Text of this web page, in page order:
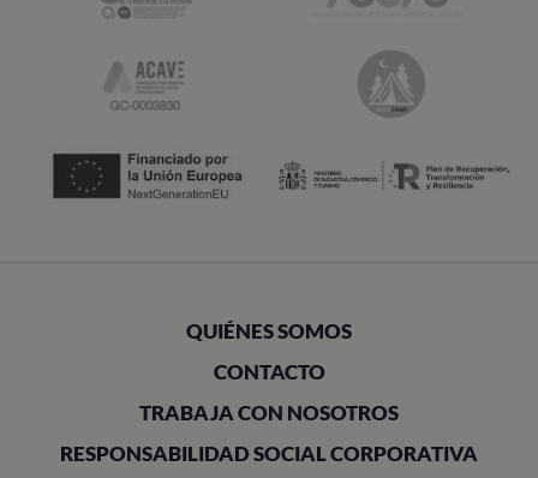
QUIÉNES SOMOS
CONTACTO
TRABAJA CON NOSOTROS
RESPONSABILIDAD SOCIAL CORPORATIVA